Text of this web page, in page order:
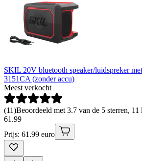
SKIL 20V bluetooth speaker/luidspreker
3151CA (zonder accu)
Meest verkocht
(11)Beoordeeld met 3.7 van de 5 sterren,
61.99
Prijs: 61.99 euro